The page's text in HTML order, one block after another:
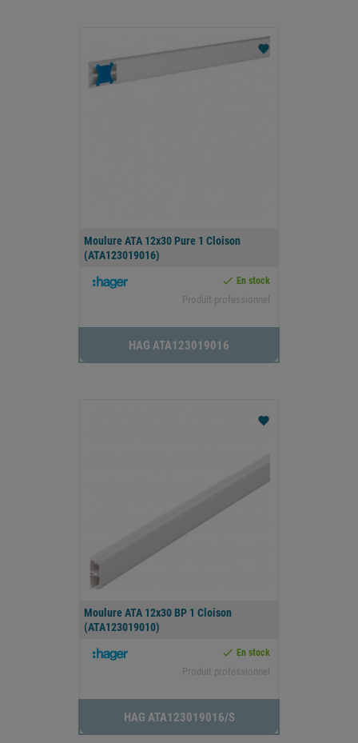
Moulure ATA 12x30 Pure 1 Cloison
(ATA123019016)
 En stock
Produit professionnel
favorite
HAG ATA123019016
Moulure ATA 12x30 BP 1 Cloison
(ATA123019010)
 En stock
Produit professionnel
favorite
HAG ATA123019016/s